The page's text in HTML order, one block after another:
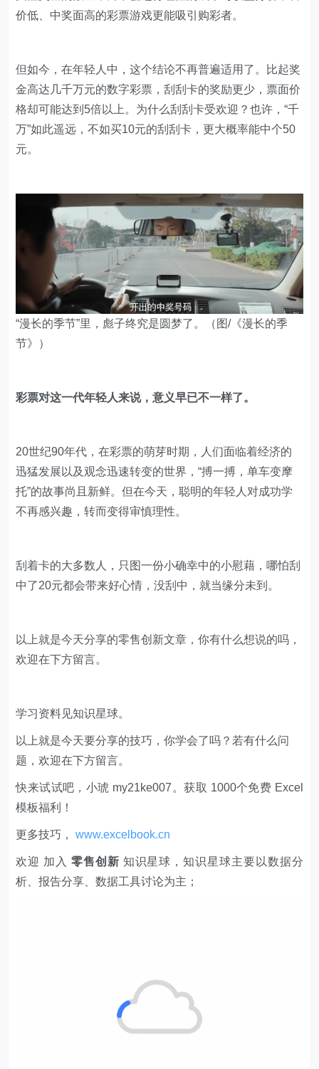
价低、中奖面高的彩票游戏更能吸引购彩者。
但如今，在年轻人中，这个结论不再普遍适用了。比起奖
金高达几千万元的数字彩票，刮刮卡的奖励更少，票面价
格却可能达到5倍以上。为什么刮刮卡受欢迎？也许，“千
万”如此遥远，不如买10元的刮刮卡，更大概率能中个50
元。
“漫长的季节”里，彪子终究是圆梦了。（图/《漫长的季
节》）
彩票对这一代年轻人来说，意义早已不一样了。
20世纪90年代，在彩票的萌芽时期，人们面临着经济的
迅猛发展以及观念迅速转变的世界，“搏一搏，单车变摩
托”的故事尚且新鲜。但在今天，聪明的年轻人对成功学
不再感兴趣，转而变得审慎理性。
刮着卡的大多数人，只图一份小确幸中的小慰藉，哪怕刮
中了20元都会带来好心情，没刮中，就当缘分未到。
以上就是今天分享的零售创新文章，你有什么想说的吗，
欢迎在下方留言。
学习资料见知识星球。
以上就是今天要分享的技巧，你学会了吗？若有什么问
题，欢迎在下方留言。
快来试试吧，小琥 my21ke007。获取 1000个免费 Excel
模板福利​​​​！
更多技巧，www.excelbook.cn
欢迎 加入 零售创新 知识星球，知识星球主要以数据分
析、报告分享、数据工具讨论为主；